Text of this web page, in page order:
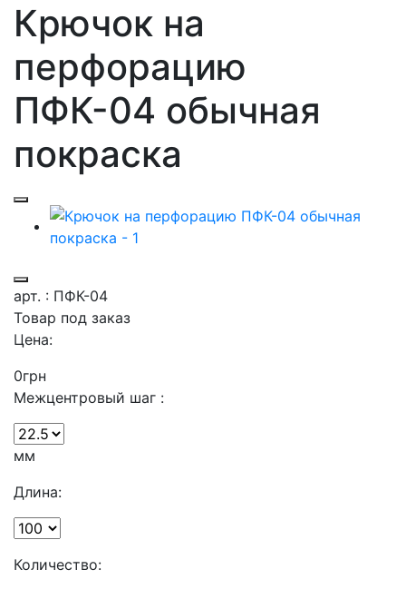
Крючок на
перфорацию
ПФК-04 обычная
покраска
арт. : ПФК-04
Товар под заказ
Цена:
0грн
Межцентровый шаг :
мм
Длина:
Количество: